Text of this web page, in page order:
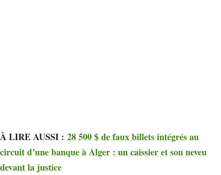
À LIRE AUSSI : 28 500 $ de faux billets intégrés au
circuit d’une banque à Alger : un caissier et son neveu
devant la justice